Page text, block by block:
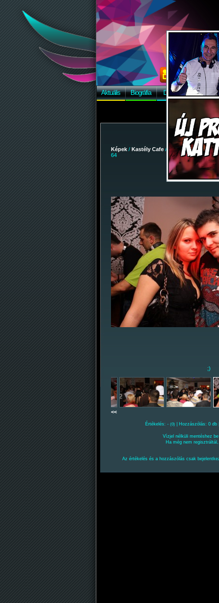
Aktuális Biográfia Discográfia Képek
Képek / Kastély Cafe / 2008-12-05 -
64
;)
<<
Értékelés: - (0) | Hozzászólás: 0
Vízjel nélküli mentéshez
Ha még nem
Az értékelés és a hozzászólás csak